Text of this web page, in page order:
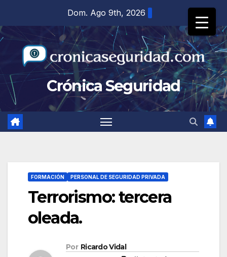
contenido
Dom. Ago 9th, 2026
Crónica Seguridad
FORMACIÓN PERSONAL DE SEGURIDAD PRIVADA
Terrorismo: tercera
oleada.
Por Ricardo Vidal